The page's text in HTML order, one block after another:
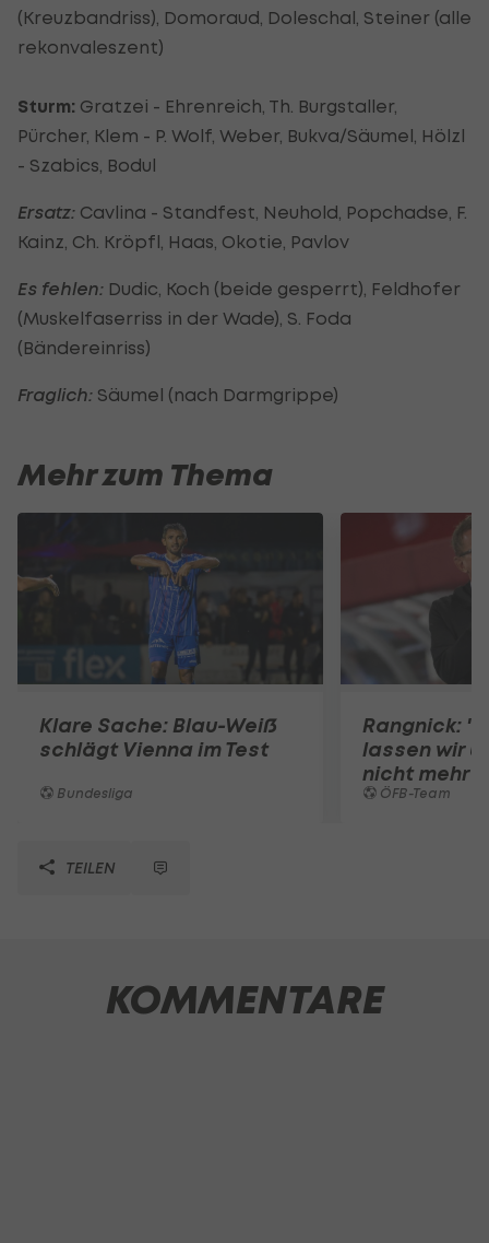
(Kreuzbandriss), Domoraud, Doleschal, Steiner (alle
rekonvaleszent)
Sturm: Gratzei - Ehrenreich, Th. Burgstaller,
Pürcher, Klem - P. Wolf, Weber, Bukva/Säumel, Hölzl
- Szabics, Bodul
Ersatz: Cavlina - Standfest, Neuhold, Popchadse, F.
Kainz, Ch. Kröpfl, Haas, Okotie, Pavlov
Es fehlen: Dudic, Koch (beide gesperrt), Feldhofer
(Muskelfaserriss in der Wade), S. Foda
(Bändereinriss)
Fraglich: Säumel (nach Darmgrippe)
Mehr zum Thema
Klare Sache: Blau-Weiß
schlägt Vienna im Test
Bundesliga
Rangnick:
lassen wir
nicht mehr
ÖFB-Team
TEILEN
KOMMENTARE